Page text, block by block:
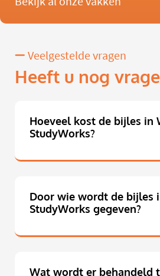
Veelgestelde vragen
Heeft u nog
Hoeveel kost de bijles in
StudyWorks?
Door wie wordt de bijles
StudyWorks gegeven?
Wat wordt er behandeld